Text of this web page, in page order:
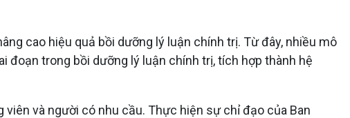
cao hiệu quả bồi dưỡng lý luận chính trị. Từ đây, nhiều mô
đoạn trong bồi dưỡng lý luận chính trị, tích hợp thành hệ
và người có nhu cầu. Thực hiện sự chỉ đạo của Ban